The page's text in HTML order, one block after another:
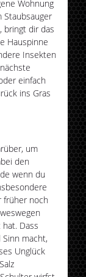
Wohnung
Staubsauger
bringt dir das
Hauspinne
Insekten
einfach
ins Gras
um
den
wenn du
früher noch
hat. Dass
Sinn macht,
Unglück